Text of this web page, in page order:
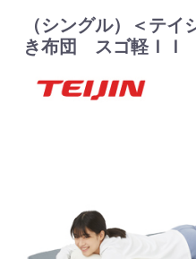
（シングル）＜テ
き布団 スゴ軽ＩＩ